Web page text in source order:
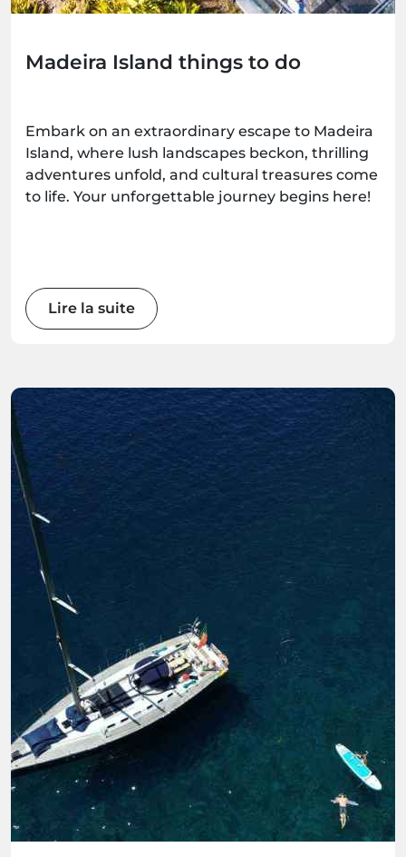
Madeira Island things to do
Embark on an extraordinary escape to Madeira
Island, where lush landscapes beckon, thrilling
adventures unfold, and cultural treasures come
to life. Your unforgettable journey begins here!
Lire la suite